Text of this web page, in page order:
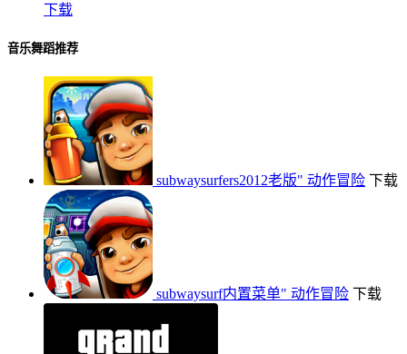
下载
音乐舞蹈推荐
subwaysurfers2012老版" 动作冒险 下载
subwaysurf内置菜单" 动作冒险 下载